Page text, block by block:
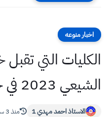
اخبار منوعه
الكليات التي
الشيعي 2023 في جميع المحافظات
الاستاذ احمد مهدي 1 منذ 3 سنة